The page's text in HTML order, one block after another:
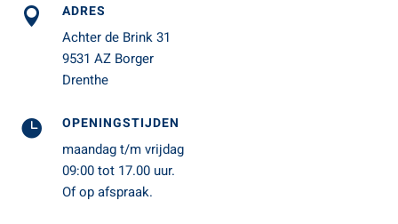
 ADRES
Achter de Brink 31
9531 AZ Borger
Drenthe
 OPENINGSTIJDEN
maandag t/m vrijdag
09:00 tot 17.00 uur.
Of op afspraak.